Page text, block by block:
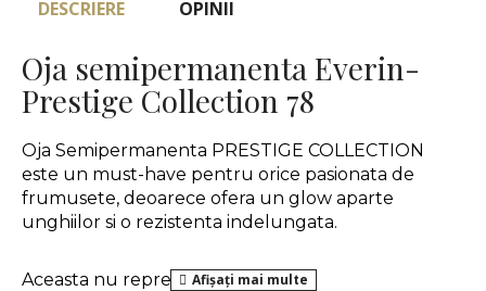
DESCRIERE OPINII
Oja semipermanenta Everin-
Prestige Collection 78
Oja Semipermanenta PRESTIGE COLLECTION
este un must-have pentru orice pasionata de
frumusete, deoarece ofera un glow aparte
unghiilor si o rezistenta indelungata.
Aceasta nu reprezinta un tip de